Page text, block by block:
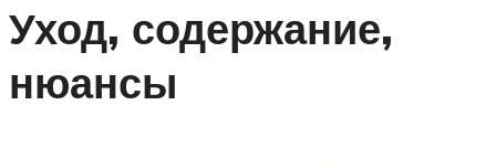
Уход, содержание,
нюансы